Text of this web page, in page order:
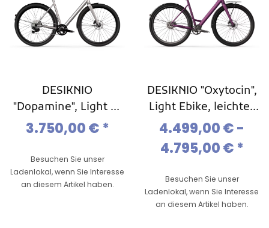
DESIKNIO
"Dopamine", Light E-
bike, leichtes Sport-
3.750,00 € *
Besuchen Sie unser
Ladenlokal, wenn Sie Interesse
an diesem Artikel haben.
DESIKNIO "Oxytocin",
Light Ebike, leichtes
Urban-Ebike Modell
2025
4.499,00 € -
4.795,00 € *
Besuchen Sie unser
Ladenlokal, wenn Sie Interesse
an diesem Artikel haben.